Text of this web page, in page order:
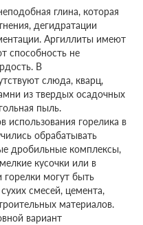
глина, которая
дегидратации
Аргиллиты имеют
способность не
В
слюда, кварц,
из твердых осадочных
пыль.
использования горелика в
обрабатывать
дробильные комплексы,
кусочки или в
могут быть
смесей, цемента,
материалов.
вариант